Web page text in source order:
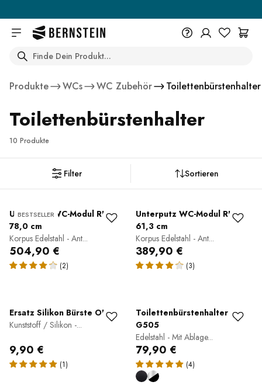
sind persönlich für Dich da.
Beratung vereinbaren
Search
Produkte WCs WC Zubehör Toilettenbürstenhalter
Toilettenbürstenhalter
10 Produkte
Filter Sortieren
BESTSELLER
Unterputz WC-Modul RIA
78,0 cm
Korpus Edelstahl - Ant...
504,90 €
(2)
Unterputz WC-Modul RIA
61,3 cm
Korpus Edelstahl - Ant...
389,90 €
(3)
Ersatz Silikon Bürste OLA
Kunststoff / Silikon -...
9,90 €
(1)
Toilettenbürstenhalter
G505
Edelstahl - Mit Ablage...
79,90 €
(4)